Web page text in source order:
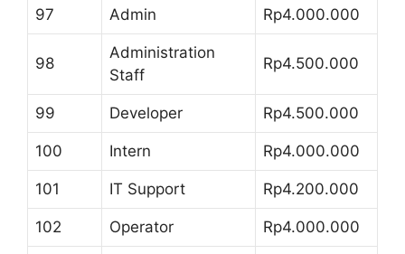
97 Admin Rp4.000.000
98
Administration
Staff
Rp4.500.000
99 Developer Rp4.500.000
100 Intern Rp4.000.000
101 IT Support Rp4.200.000
102 Operator Rp4.000.000